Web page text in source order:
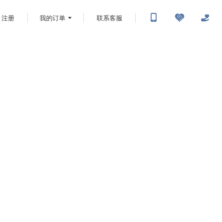
注册 我的订单 联系客服